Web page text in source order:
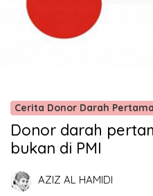
Cerita Donor Darah Pertama
Donor darah
bukan di PMI
AZIZ AL HAMIDI